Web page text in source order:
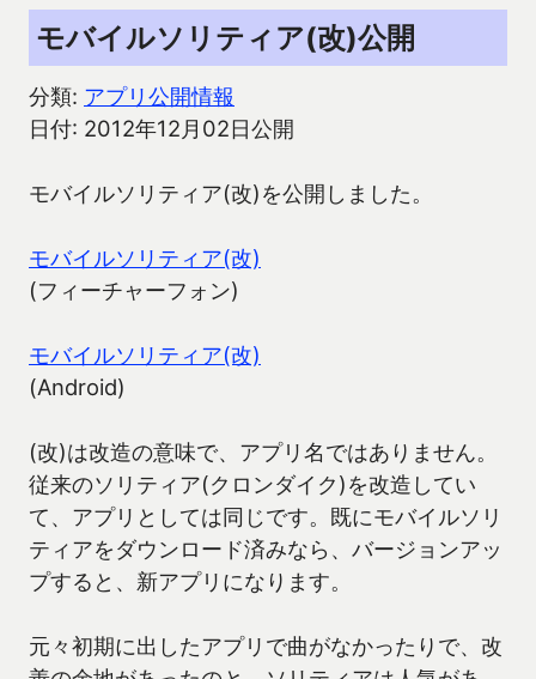
モバイルソリティア(改)公開
分類: アプリ公開情報
日付: 2012年12月02日公開
モバイルソリティア(改)を公開しました。
モバイルソリティア(改)
(フィーチャーフォン)
モバイルソリティア(改)
(Android)
(改)は改造の意味で、アプリ名ではありません。
従来のソリティア(クロンダイク)を改造してい
て、アプリとしては同じです。既にモバイルソリ
ティアをダウンロード済みなら、バージョンアッ
プすると、新アプリになります。
元々初期に出したアプリで曲がなかったりで、改